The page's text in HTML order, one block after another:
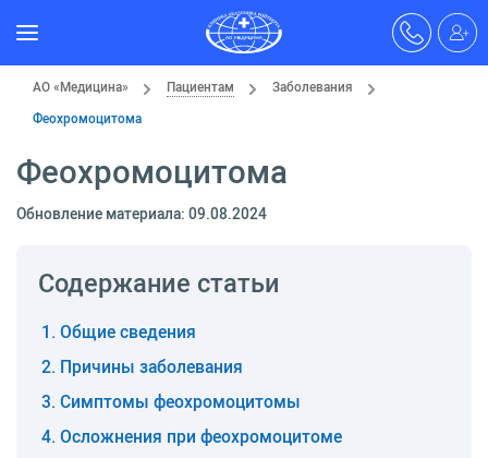
АО «Медицина» Пациентам
Заболевания
Феохромоцитома
Феохромоцитома
Обновление материала: 09.08.2024
Содержание статьи
Общие сведения
Причины заболевания
Симптомы феохромоцитомы
Осложнения при феохромоцитоме